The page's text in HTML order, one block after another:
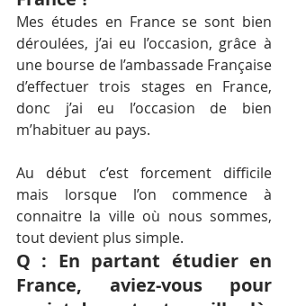
Mes études en France se sont bien
déroulées, j’ai eu l’occasion, grâce à
une bourse de l’ambassade Française
d’effectuer trois stages en France,
donc j’ai eu l’occasion de bien
m’habituer au pays.
Au début c’est forcement difficile
mais lorsque l’on commence à
connaitre la ville où nous sommes,
tout devient plus simple.
Q : En partant étudier en
France, aviez-vous pour